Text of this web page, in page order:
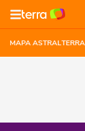
MAPA ASTRAL